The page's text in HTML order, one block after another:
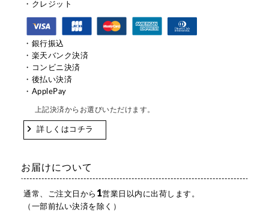
・クレジット
・銀行振込
・楽天バンク決済
・コンビニ決済
・後払い決済
・ApplePay
上記決済からお選びいただけます。
詳しくはコチラ
お届けについて
通常、ご注文日から 1営業日以内に出荷します。
（一部前払い決済を除く）